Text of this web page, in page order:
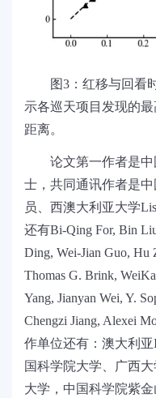
图3：红移与回看
示各巡天项目发现的
距离。
论文第一作者是
士，共同通讯作者是
员、西澳大利亚大学
还有Bi-Qing For, Bin
Ding, Wei-Jian Guo, Hu
Thomas G. Brink,
Yang, Jianyan Wei, Y.
Chengzi Jiang, Alexei
作单位还有：澳大利
国科学院大学、广西
大学，中国科学院紫